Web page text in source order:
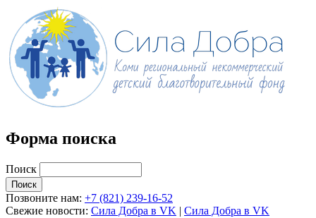
Форма поиска
Поиск
Позвоните нам: +7 (821) 239-16-52
Свежие новости: Сила Добра в VK | Сила Добра в VK